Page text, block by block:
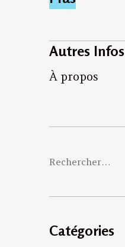
Autres Infos
À propos
Rechercher :
Catégories